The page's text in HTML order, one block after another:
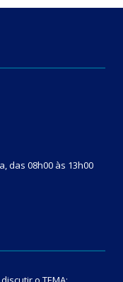
das 08h00 às 13h00